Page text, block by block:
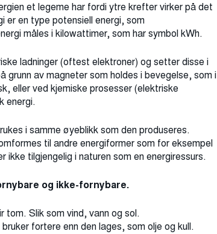
et legeme har fordi ytre krefter virker på det
en type potensiell energi, som
måles i kilowattimer, som har symbol kWh.
ladninger (oftest elektroner) og setter disse i
av magneter som holdes i bevegelse, som i
eller ved kjemiske prosesser (elektriske
energi.
i samme øyeblikk som den produseres.
til andre energiformer som for eksempel
ikke tilgjengelig i naturen som en energiressurs.
og ikke-fornybare.
tom. Slik som vind, vann og sol.
fortere enn den lages, som olje og kull.